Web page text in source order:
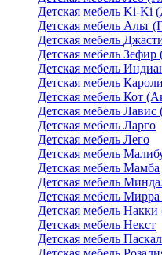
Детская мебель Ki-Ki
Детская мебель Альт
Детская мебель
Детская мебель
Детская мебель
Детская мебель
Детская мебель Кот
Детская мебель
Детская мебель Ларго
Детская мебель Лего
Детская мебель
Детская мебель Мамба
Детская мебель
Детская мебель
Детская мебель
Детская мебель Некст
Детская мебель